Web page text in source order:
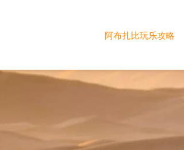
阿布扎比玩乐攻略